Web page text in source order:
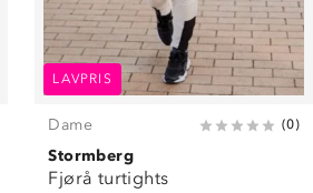
LAVPRIS
Dame (0)
Stormberg
Fjørå turtights